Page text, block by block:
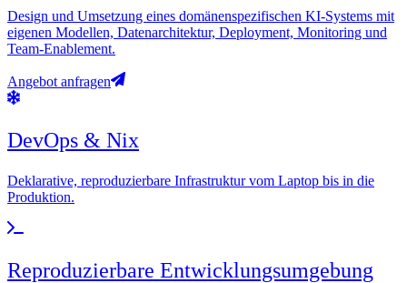
Design und Umsetzung eines domänenspezifischen KI-Systems mit
eigenen Modellen, Datenarchitektur, Deployment, Monitoring und
Team-Enablement.
Angebot anfragen
DevOps & Nix
Deklarative, reproduzierbare Infrastruktur vom Laptop bis in die
Produktion.
Reproduzierbare Entwicklungsumgebung